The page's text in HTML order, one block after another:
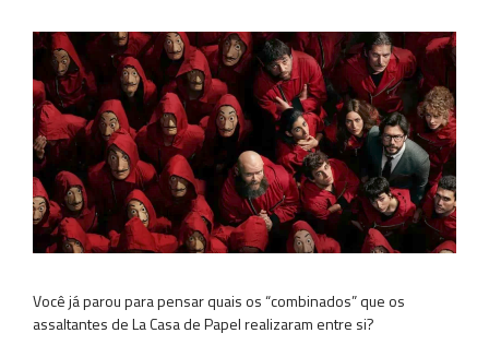
Você já parou para pensar quais os “combinados” que os
assaltantes de La Casa de Papel realizaram entre si?